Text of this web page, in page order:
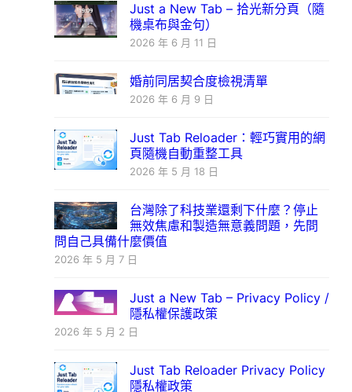
Just a New Tab – 拾光新分頁（隨
機桌布與金句）
2026 年 6 月 11 日
婚前同居契合度檢視清單
2026 年 6 月 9 日
Just Tab Reloader：輕巧實用的網
頁隨機自動重整工具
2026 年 5 月 18 日
台灣除了科技業還剩下什麼？停止
無效焦慮和製造無意義問題，先問
問自己具備什麼價值
2026 年 5 月 7 日
Just a New Tab – Privacy Policy /
隱私權保護政策
2026 年 5 月 2 日
Just Tab Reloader Privacy Policy
隱私權政策